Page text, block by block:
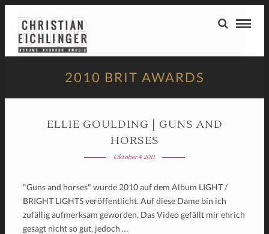
2010 BRIT AWARDS
ELLIE GOULDING | GUNS AND
HORSES
Oktober 4, 2011
"Guns and horses" wurde 2010 auf dem Album LIGHT /
BRIGHT LIGHTS veröffentlicht. Auf diese Dame bin ich
zufällig aufmerksam geworden. Das Video gefällt mir ehrich
gesagt nicht so gut, jedoch …